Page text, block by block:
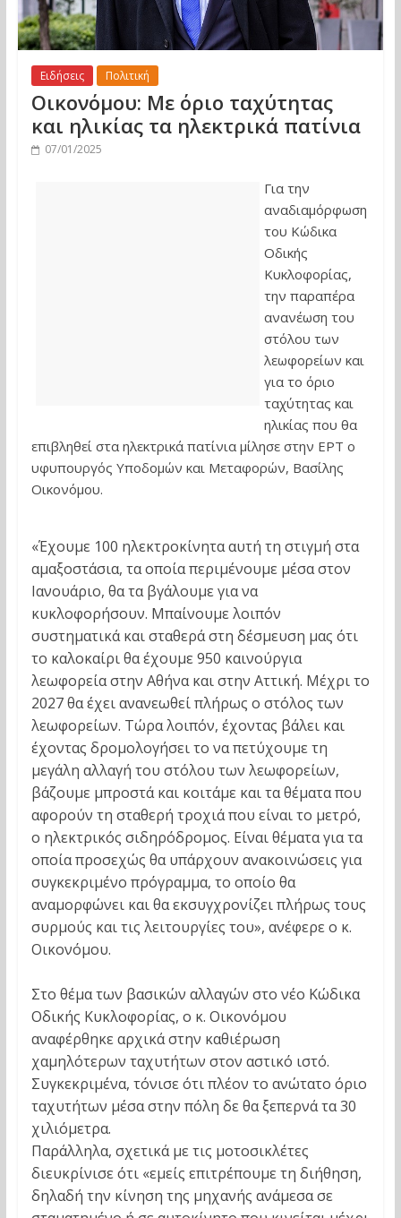
Ειδήσεις Πολιτική
Οικονόμου: Με όριο ταχύτητας
και ηλικίας τα ηλεκτρικά πατίνια
07/01/2025
Για την
αναδιαμόρφωση
του Κώδικα
Οδικής
Κυκλοφορίας,
την παραπέρα
ανανέωση του
στόλου των
λεωφορείων και
για το όριο
ταχύτητας και
ηλικίας που θα
επιβληθεί στα ηλεκτρικά πατίνια μίλησε στην ΕΡΤ ο
υφυπουργός Υποδομών και Μεταφορών, Βασίλης
Οικονόμου.
«Έχουμε 100 ηλεκτροκίνητα αυτή τη στιγμή στα
αμαξοστάσια, τα οποία περιμένουμε μέσα στον
Ιανουάριο, θα τα βγάλουμε για να
κυκλοφορήσουν. Μπαίνουμε λοιπόν
συστηματικά και σταθερά στη δέσμευση μας ότι
το καλοκαίρι θα έχουμε 950 καινούργια
λεωφορεία στην Αθήνα και στην Αττική. Μέχρι το
2027 θα έχει ανανεωθεί πλήρως ο στόλος των
λεωφορείων. Τώρα λοιπόν, έχοντας βάλει και
έχοντας δρομολογήσει το να πετύχουμε τη
μεγάλη αλλαγή του στόλου των λεωφορείων,
βάζουμε μπροστά και κοιτάμε και τα θέματα που
αφορούν τη σταθερή τροχιά που είναι το μετρό,
ο ηλεκτρικός σιδηρόδρομος. Είναι θέματα για τα
οποία προσεχώς θα υπάρχουν ανακοινώσεις για
συγκεκριμένο πρόγραμμα, το οποίο θα
αναμορφώνει και θα εκσυγχρονίζει πλήρως τους
συρμούς και τις λειτουργίες του», ανέφερε ο κ.
Οικονόμου.
Στο θέμα των βασικών αλλαγών στο νέο Κώδικα
Οδικής Κυκλοφορίας, ο κ. Οικονόμου
αναφέρθηκε αρχικά στην καθιέρωση
χαμηλότερων ταχυτήτων στον αστικό ιστό.
Συγκεκριμένα, τόνισε ότι πλέον το ανώτατο όριο
ταχυτήτων μέσα στην πόλη δε θα ξεπερνά τα 30
χιλιόμετρα.
Παράλληλα, σχετικά με τις μοτοσικλέτες
διευκρίνισε ότι «εμείς επιτρέπουμε τη διήθηση,
δηλαδή την κίνηση της μηχανής ανάμεσα σε